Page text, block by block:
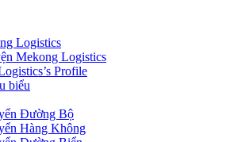
Logistics
Mekong Logistics
Profile
biểu
Đường Bộ
Hàng Không